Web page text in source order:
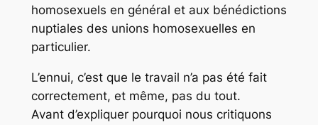
homosexuels en général et aux bénédictions
nuptiales des unions homosexuelles en
particulier.
L’ennui, c’est que le travail n’a pas été fait
correctement, et même, pas du tout.
Avant d’expliquer pourquoi nous critiquons